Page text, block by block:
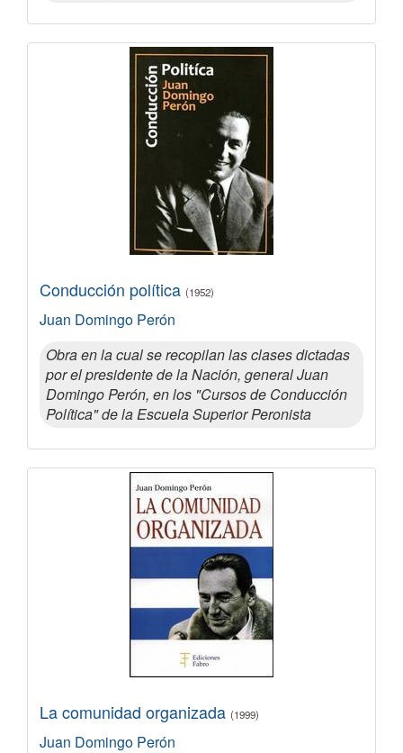
Conducción política (1952)
Juan Domingo Perón
Obra en la cual se recopilan las clases dictadas
por el presidente de la Nación, general Juan
Domingo Perón, en los "Cursos de Conducción
Política" de la Escuela Superior Peronista
La comunidad organizada (1999)
Juan Domingo Perón